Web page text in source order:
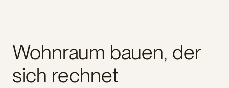
Wohnraum bauen, der
sich rechnet